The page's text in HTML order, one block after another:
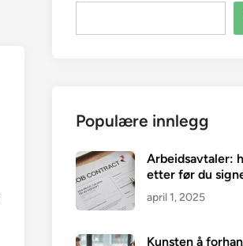
Populære innlegg
Arbeidsavtaler:
etter før du
april 1, 2025
Kunsten å